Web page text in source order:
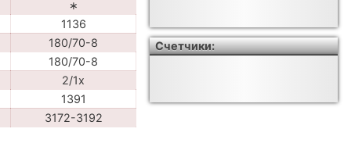
∗
1136
180/70-8
180/70-8
2/1x
1391
3172-3192
Счетчики: